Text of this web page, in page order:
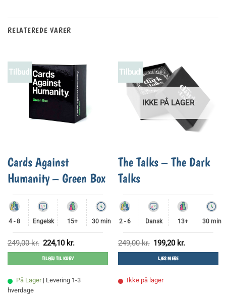
RELATEREDE VARER
Tilbud!
Cards Against
Humanity – Green Box
4 - 8 Engelsk 15+ 30 min
249,00kr. Den
oprindelige
pris
var:
249,00 kr..
224,10 kr.
aktuelle
pris
224,10 kr..
TILFØJ TIL KURV
På Lager | Levering 1-3
hverdage
Tilbud!
IKKE PÅ LAGER
The Talks – The Dark
Talks
2 - 6 Dansk 13+ 30 min
249,00kr. Den
oprindelige
pris
var:
249,00 kr..
199,20 kr.
aktuelle
pris
199,20 kr..
LÆS MERE
Ikke på lager